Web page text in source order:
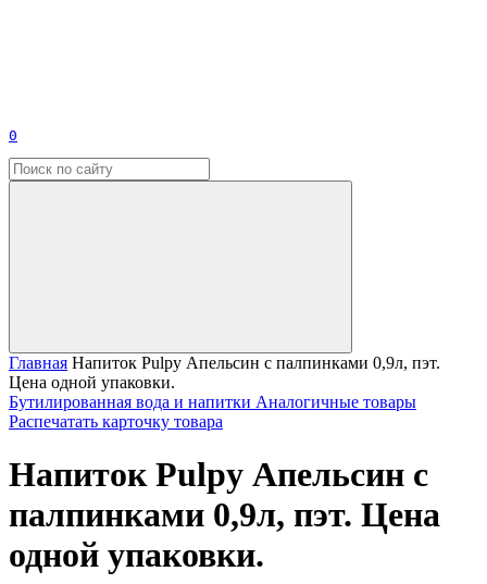
0
Главная Напиток Pulpy Апельсин с палпинками 0,9л, пэт.
Цена одной упаковки.
Бутилированная вода и напитки Аналогичные товары
Распечатать карточку товара
Напиток Pulpy Апельсин с
палпинками 0,9л, пэт. Цена
одной упаковки.